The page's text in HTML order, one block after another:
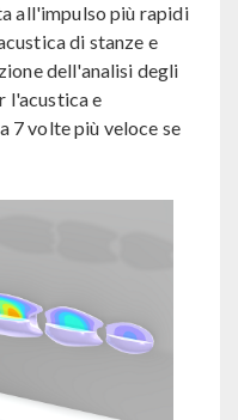
all'impulso più rapidi
di stanze e
dell'analisi degli
l'acustica e
7 volte più veloce se